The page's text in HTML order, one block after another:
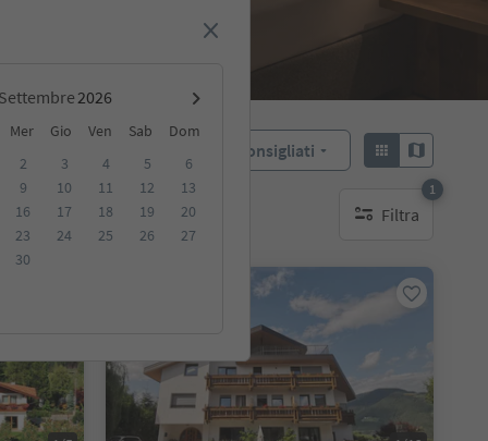
Settembre
Mer Gio Ven Sab
Dom
2 3 4 5
6
9 10 11 12
13
16 17 18 19
20
23 24 25 26
27
30
Consigliati
Filtra
1
1 filtro attivo